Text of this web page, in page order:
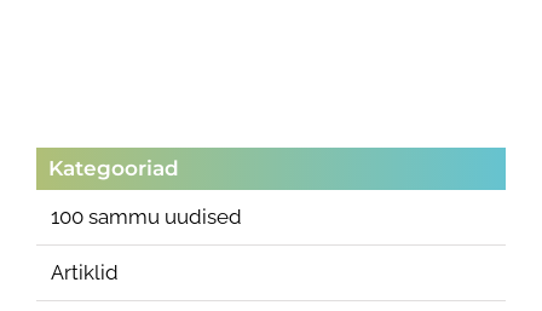
Kategooriad
100 sammu uudised
Artiklid